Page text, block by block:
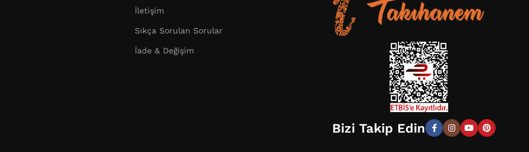
İletişim
Sıkça Sorulan Sorular
İade & Değişim
Bizi Takip Edin